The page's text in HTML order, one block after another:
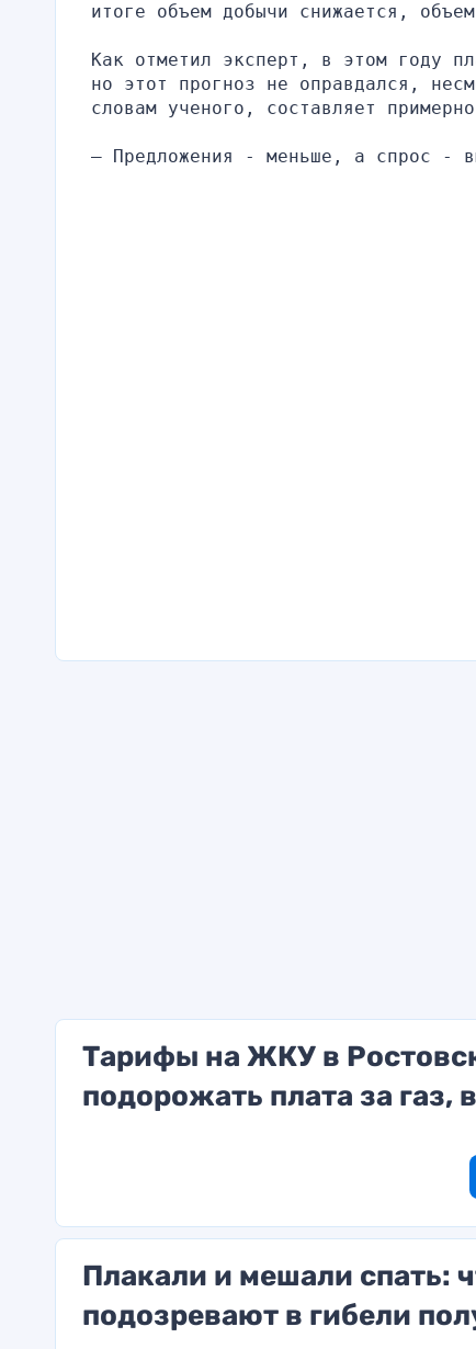
итоге объем добычи снижается,
Как отметил эксперт, в этом году
но этот прогноз не оправдался,
словам ученого, составляет
– Предложения - меньше, а спрос -
Тарифы на ЖКУ в
подорожать плата за газ,
Плакали и мешали спать:
подозревают в гибели